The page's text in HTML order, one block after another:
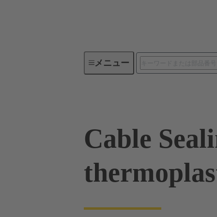
メニュー産業用コネクタ / Han®
Cable